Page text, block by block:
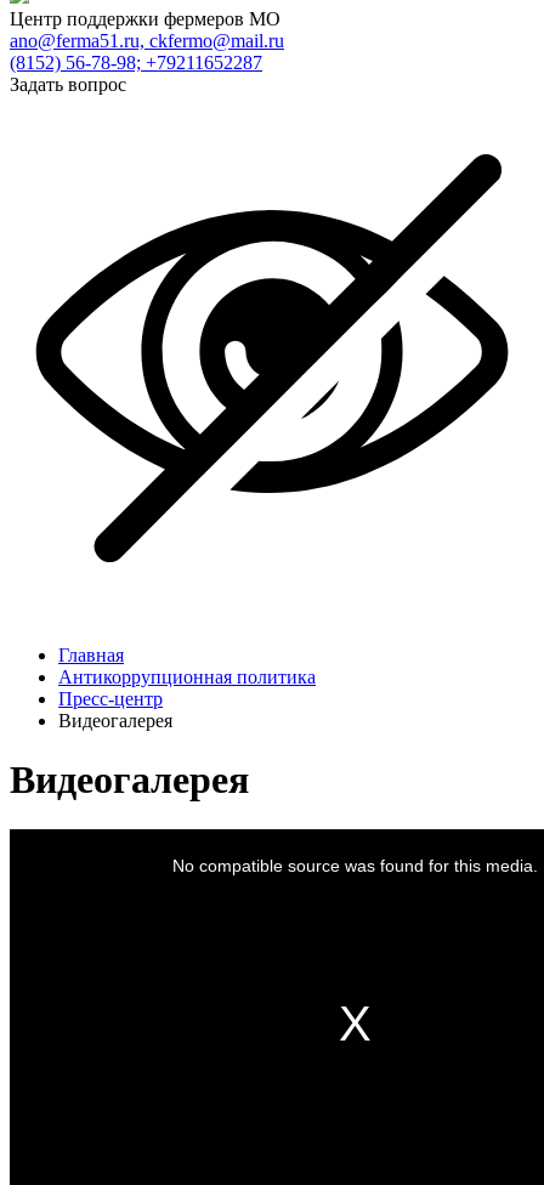
Центр поддержки фермеров МО
ano@ferma51.ru, ckfermo@mail.ru
(8152) 56-78-98; +79211652287
Задать вопрос
Главная
Антикоррупционная политика
Пресс-центр
Видеогалерея
Видеогалерея
No compatible source was found for this media.